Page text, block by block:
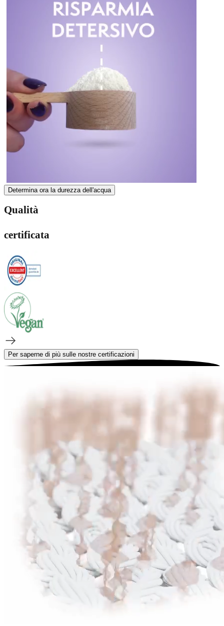
Determina ora la durezza dell'acqua
Qualità
certificata
Per saperne di più sulle nostre certificazioni